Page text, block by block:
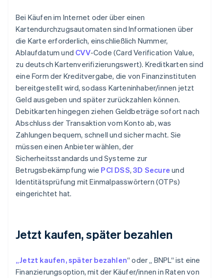
Bei Käufen im Internet oder über einen
Kartendurchzugsautomaten sind Informationen über
die Karte erforderlich, einschließlich Nummer,
Ablaufdatum und CVV-Code (Card Verification Value,
zu deutsch Kartenverifizierungswert). Kreditkarten sind
eine Form der Kreditvergabe, die von Finanzinstituten
bereitgestellt wird, sodass Karteninhaber/innen jetzt
Geld ausgeben und später zurückzahlen können.
Debitkarten hingegen ziehen Geldbeträge sofort nach
Abschluss der Transaktion vom Konto ab, was
Zahlungen bequem, schnell und sicher macht. Sie
müssen einen Anbieter wählen, der
Sicherheitsstandards und Systeme zur
Betrugsbekämpfung wie PCI DSS,3D Secure und
Identitätsprüfung mit Einmalpasswörtern (OTPs)
eingerichtet hat.
Jetzt kaufen, später bezahlen
„Jetzt kaufen, später bezahlen“ oder „ BNPL“ ist eine
Finanzierungsoption, mit der Käufer/innen in Raten von